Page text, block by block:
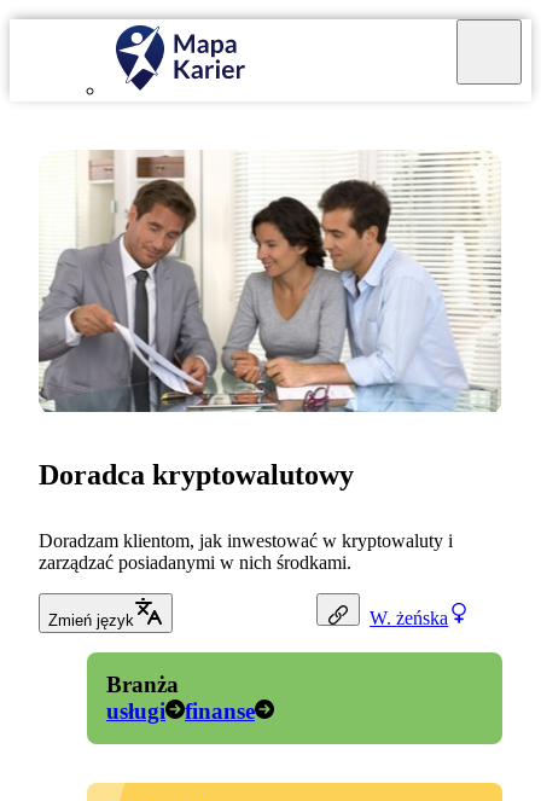
W. żeńska
Doradca kryptowalutowy
Doradzam klientom, jak inwestować w kryptowaluty i
zarządzać posiadanymi w nich środkami.
Zmień język
Branża
usługi
finanse